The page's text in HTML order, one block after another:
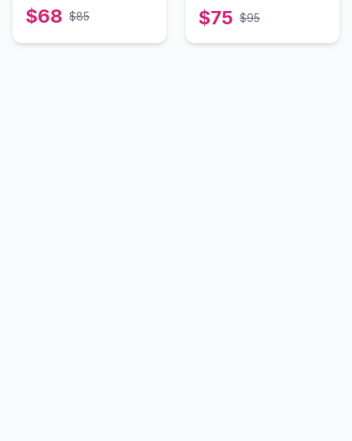
$68 $85
Hombre
$75 $95